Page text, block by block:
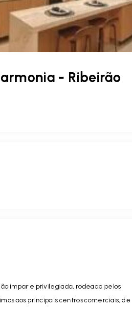
- Ribeirão
ímpar e privilegiada, rodeada pelos
aos principais centros comerciais, de